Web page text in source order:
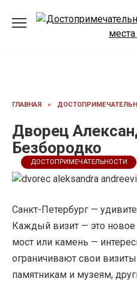
ГЛАВНАЯ »
Дворец
Безбородко
ДОСТОПРИМЕЧАТЕЛЬНОСТИ
Санкт-Петербург —
Каждый визит — это
мост или камень —
ограничивают свои
памятникам и музеям,